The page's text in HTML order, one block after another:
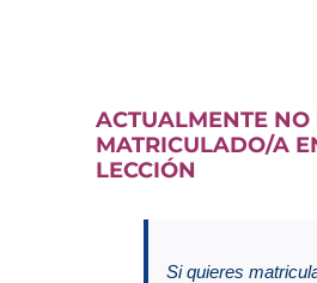
ACTUALMENTE NO
MATRICULADO/A
LECCIÓN
Si quieres